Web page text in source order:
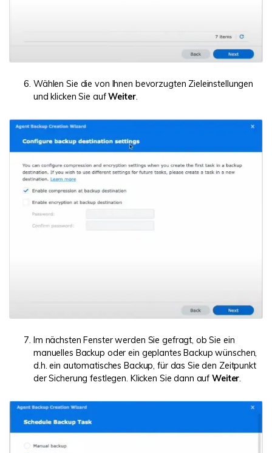
Wählen Sie die von Ihnen bevorzugten Zieleinstellungen
und klicken Sie auf Weiter.
Im nächsten Fenster werden Sie gefragt, ob Sie ein
manuelles Backup oder ein geplantes Backup wünschen,
d.h. ein automatisches Backup, für das Sie den Zeitpunkt
der Sicherung festlegen. Klicken Sie dann auf Weiter.